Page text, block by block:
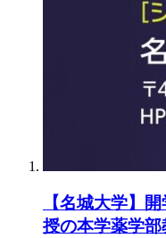
【名城大学】
授の本学薬学